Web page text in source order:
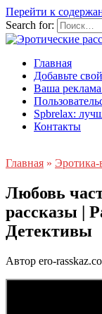
Перейти к
Search for:
Главная
Добавьте
Ваша реклама
Spbrelax:
Контакты
Главная »
Любовь
рассказы |
Детективы
Автор ero-